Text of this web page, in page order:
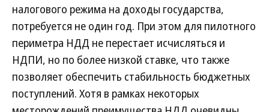
налогового режима на доходы государства,
потребуется не один год. При этом для пилотного
периметра НДД не перестает исчисляться и
НДПИ, но по более низкой ставке, что также
позволяет обеспечить стабильность бюджетных
поступлений. Хотя в рамках некоторых